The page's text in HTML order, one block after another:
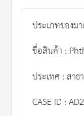
ประเภทของม
ชื่อสินค้า :
ประเทศ : สา
CASE ID :